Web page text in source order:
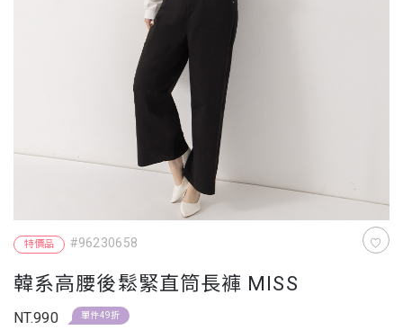
特價品 #96230658
韓系高腰後鬆緊直筒長褲 MISS
NT.990 單件49折